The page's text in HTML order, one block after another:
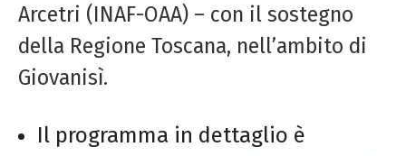
Arcetri (INAF-OAA) – con il sostegno
della Regione Toscana, nell’ambito di
Giovanisì.
Il programma in dettaglio è